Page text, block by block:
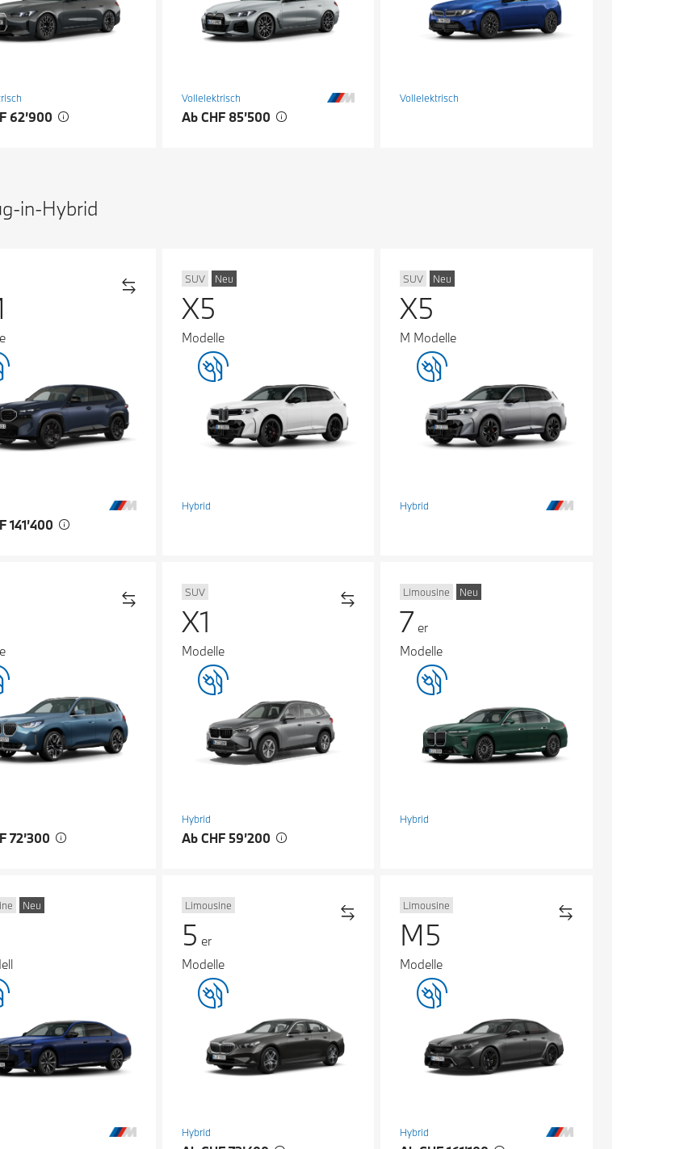
62’900
Vollelektrisch
Ab CHF 85’500
Vollelektrisch
in-Hybrid
141’400
SUV Neu
X5
Modelle
Hybrid
SUV Neu
X5
M Modelle
Hybrid
72’300
SUV
X1
Modelle
Hybrid
Ab CHF 59’200
Limousine Neu
7 er
Modelle
Hybrid
Neu Limousine
5 er
Modelle
Hybrid
Limousine
M5
Modelle
Hybrid